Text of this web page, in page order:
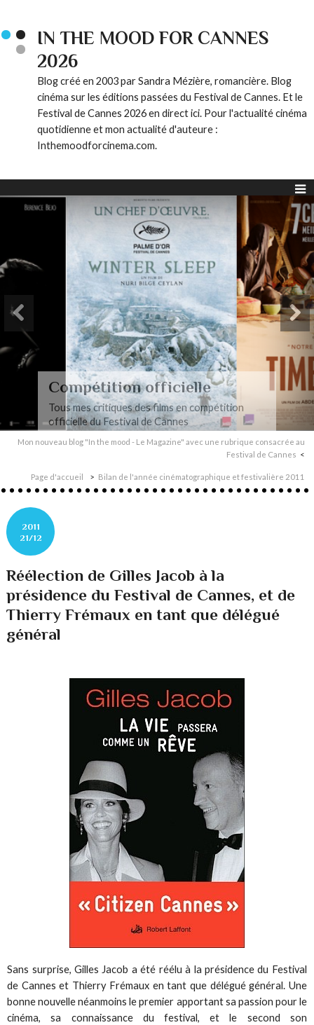
IN THE MOOD FOR CANNES
2026
Blog créé en 2003 par Sandra Mézière, romancière. Blog
cinéma sur les éditions passées du Festival de Cannes. Et le
Festival de Cannes 2026 en direct ici. Pour l'actualité cinéma
quotidienne et mon actualité d'auteure :
Inthemoodforcinema.com.
Compétition officielle
Tous mes critiques des films en compétition
officielle du Festival de Cannes
Mon nouveau blog "In the mood - Le Magazine" avec une rubrique consacrée au
Festival de Cannes
Page d'accueil Bilan de l'année cinématographique et festivalière 2011
2011
21/12
Réélection de Gilles Jacob à la
présidence du Festival de Cannes, et de
Thierry Frémaux en tant que délégué
général
Sans surprise, Gilles Jacob a été réélu à la présidence du Festival
de Cannes et Thierry Frémaux en tant que délégué général. Une
bonne nouvelle néanmoins le premier apportant sa passion pour le
cinéma, sa connaissance du festival, et le second son